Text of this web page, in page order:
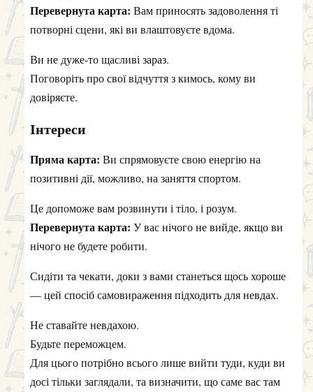
Перевернута карта: Вам приносять задоволення ті
потворні сцени, які ви влаштовуєте вдома.
Ви не дуже-то щасливі зараз.
Поговоріть про свої відчуття з кимось, кому ви
довіряєте.
Інтереси
Пряма карта: Ви спрямовуєте свою енергію на
позитивні дії, можливо, на заняття спортом.
Це допоможе вам розвинути і тіло, і розум.
Перевернута карта: У вас нічого не вийде, якщо ви
нічого не будете робити.
Сидіти та чекати, доки з вами станеться щось хороше
— цей спосіб самовираження підходить для невдах.
Не ставайте невдахою.
Будьте переможцем.
Для цього потрібно всього лише вийти туди, куди ви
досі тільки заглядали, та визначити, що саме вас там